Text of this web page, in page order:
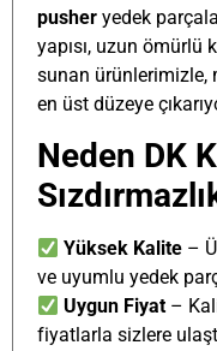
pusher yedek
yapısı, uzun ömürlü
sunan ürünlerimizle,
en üst düzeye
Neden DK
Yüksek Kalite –
ve uyumlu yedek
Uygun Fiyat –
fiyatlarla sizlere